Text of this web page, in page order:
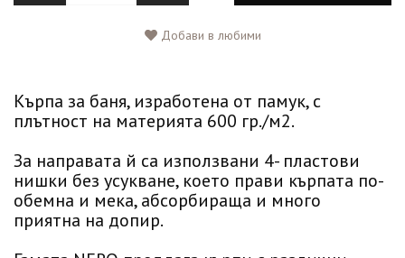
Добави в любими
Кърпа за баня, изработена от памук, с
плътност на материята 600 гр./м2.
За направата й са използвани 4- пластови
нишки без усукване, което прави кърпата по-
обемна и мека, абсорбираща и много
приятна на допир.